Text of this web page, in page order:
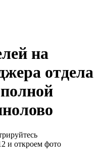
на
отдела
и откроем фото